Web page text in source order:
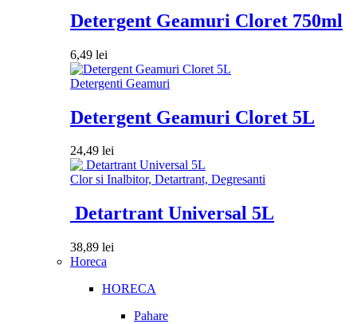
Detergent Geamuri Cloret 750ml
6,49 lei
Detergenti Geamuri
Detergent Geamuri Cloret 5L
24,49 lei
Clor si Inalbitor, Detartrant, Degresanti
Detartrant Universal 5L
38,89 lei
Horeca
HORECA
Pahare